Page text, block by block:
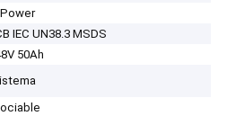
IEC UN38.3 MSDS
50Ah